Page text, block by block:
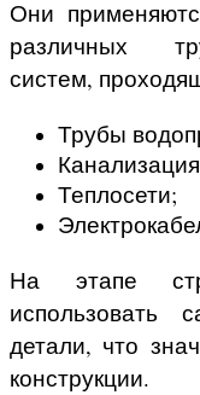
Они
различных
систем,
Трубы
Теплосети;
На этапе
использовать
детали, что
конструкции.